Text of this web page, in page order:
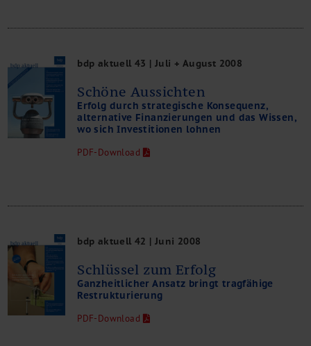
bdp aktuell 43 | Juli + August 2008
Schöne Aussichten
Erfolg durch strategische Konsequenz,
alternative Finanzierungen und das Wissen,
wo sich Investitionen lohnen
PDF-Download
bdp aktuell 42 | Juni 2008
Schlüssel zum Erfolg
Ganzheitlicher Ansatz bringt tragfähige
Restrukturierung
PDF-Download